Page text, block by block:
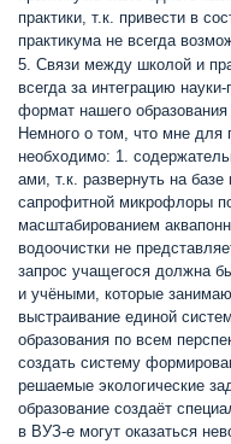
практики, т.к. привести в
практикума не всегда
5. Связи между школой и
всегда за интеграцию
формат нашего
Немного о том, что мне для
необходимо: 1.
ами, т.к. развернуть на
сапрофитной микрофлоры
масштабированием
водоочистки не
запрос учащегося должна
и учёными, которые
выстраивание единой
образования по всем
создать систему
решаемые экологические
образование создаёт
в ВУЗ-е могут оказаться